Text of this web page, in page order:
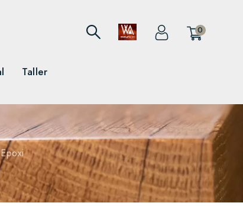
0
Taller